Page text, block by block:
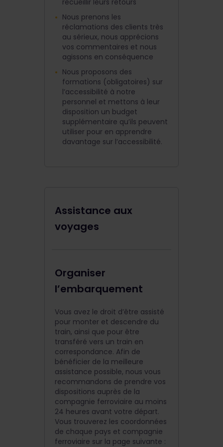
recueillir leurs retours
Nous prenons les
réclamations des clients très
au sérieux, nous apprécions
vos commentaires et nous
agissons en conséquence
Nous proposons des
formations (obligatoires) sur
l’accessibilité à notre
personnel et mettons à leur
disposition un budget
supplémentaire qu’ils peuvent
utiliser pour en apprendre
davantage sur l’accessibilité.
Assistance aux
voyages
Organiser
l’embarquement
Vous avez le droit d’être assisté
pour monter et descendre du
train, ainsi que pour être
transféré vers un train en
correspondance. Afin de
bénéficier de la meilleure
assistance possible, nous vous
recommandons de prendre vos
dispositions auprès de la
compagnie ferroviaire au moins
24 heures avant votre départ.
Vous trouverez les coordonnées
de chaque pays et compagnie
ferroviaire sur la page suivante :